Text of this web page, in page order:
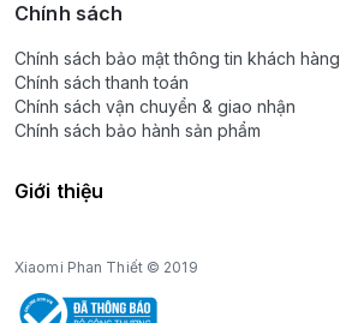
Chính sách
Chính sách bảo mật thông tin khách hàng
Chính sách thanh toán
Chính sách vận chuyển & giao nhận
Chính sách bảo hành sản phẩm
Giới thiệu
Xiaomi Phan Thiết © 2019